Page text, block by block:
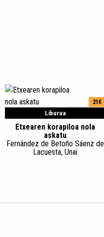
Liburua
21€
Etxearen korapiloa nola
askatu
Fernández de Betoño Sáenz de
Lacuesta, Unai